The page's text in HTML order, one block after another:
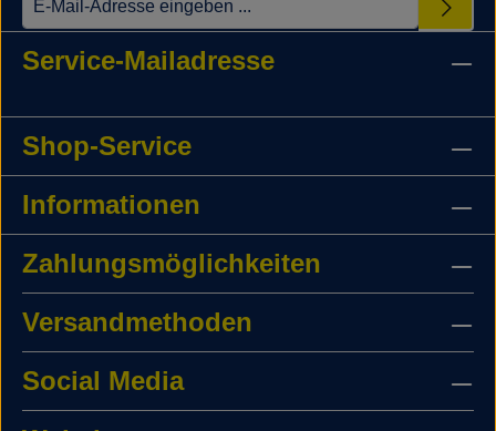
Service-Mailadresse
Shop-Service
Informationen
Zahlungsmöglichkeiten
Versandmethoden
Social Media